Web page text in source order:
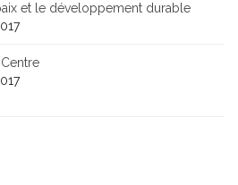
et le développement durable